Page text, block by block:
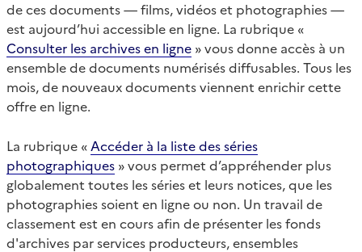
de ces documents — films, vidéos et photographies —
est aujourd’hui accessible en ligne. La rubrique «
Consulter les archives en ligne » vous donne accès à un
ensemble de documents numérisés diffusables. Tous les
mois, de nouveaux documents viennent enrichir cette
offre en ligne.
La rubrique « Accéder à la liste des séries
photographiques » vous permet d’appréhender plus
globalement toutes les séries et leurs notices, que les
photographies soient en ligne ou non. Un travail de
classement est en cours afin de présenter les fonds
d'archives par services producteurs, ensembles